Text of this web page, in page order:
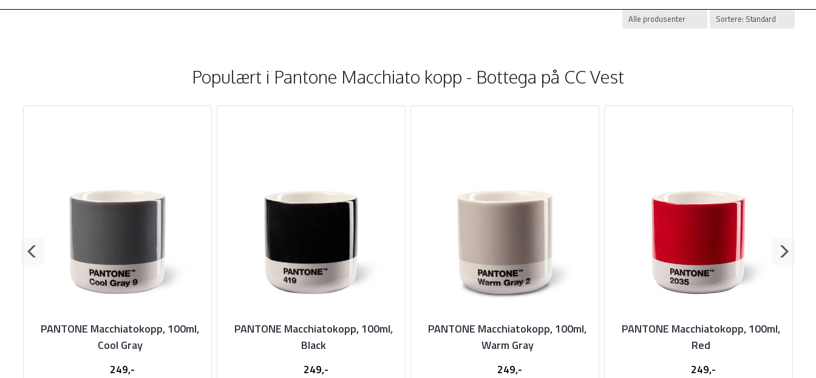
Populært i Pantone Macchiato kopp - Bottega på CC Vest
PANTONE Macchiatokopp, 100ml,
Cool Gray
249,-
PANTONE Macchiatokopp, 100ml,
Black
249,-
PANTONE Macchiatokopp, 100ml,
Warm Gray
249,-
PANTONE Macchiatokopp, 100ml,
Red
249,-